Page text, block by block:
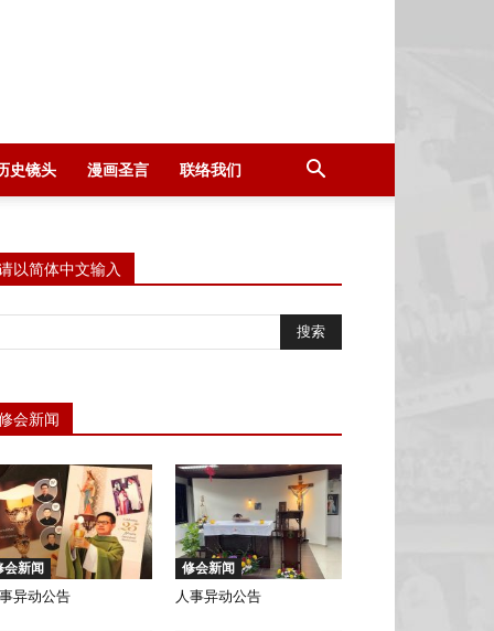
史镜头 漫画圣言 联络我们
以简体中文输入
会新闻
会新闻
异动公告
修会新闻
人事异动公告